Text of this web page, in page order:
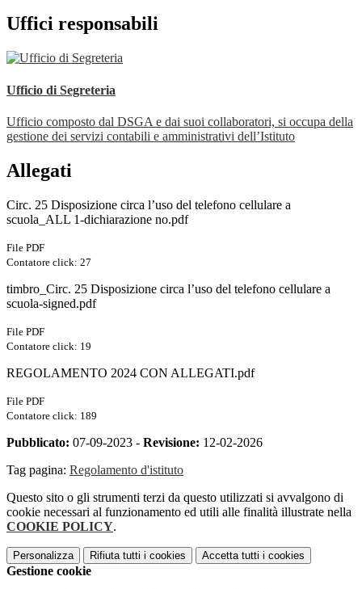
Uffici responsabili
Ufficio di Segreteria
Ufficio composto dal DSGA e dai suoi collaboratori, si occupa della
gestione dei servizi contabili e amministrativi dell’Istituto
Allegati
Circ. 25 Disposizione circa l’uso del telefono cellulare a
scuola_ALL 1-dichiarazione no.pdf
File PDF
Contatore click: 27
timbro_Circ. 25 Disposizione circa l’uso del telefono cellulare a
scuola-signed.pdf
File PDF
Contatore click: 19
REGOLAMENTO 2024 CON ALLEGATI.pdf
File PDF
Contatore click: 189
Pubblicato: 07-09-2023 - Revisione: 12-02-2026
Tag pagina: Regolamento d'istituto
Questo sito o gli strumenti terzi da questo utilizzati si avvalgono di
cookie necessari al funzionamento ed utili alle finalità illustrate nella
COOKIE POLICY.
Personalizza Rifiuta tutti i cookies Accetta tutti i cookies
Gestione cookie